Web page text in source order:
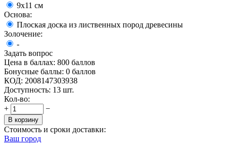
9х11 см
Основа:
Плоская доска из лиственных пород древесины
Золочение:
-
Задать вопрос
Цена в баллах: 800 баллов
Бонусные баллы: 0 баллов
КОД: 2008147303938
Доступность: 13 шт.
Кол-во:
+
−
В корзину
Стоимость и сроки доставки:
Ваш город